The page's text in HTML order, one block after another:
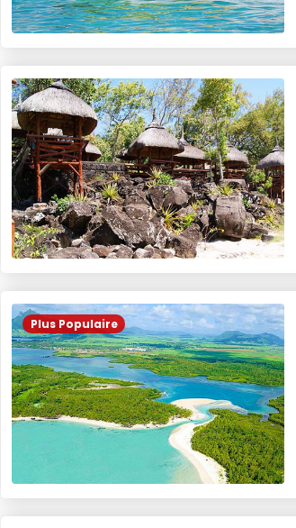
Plus Populaire